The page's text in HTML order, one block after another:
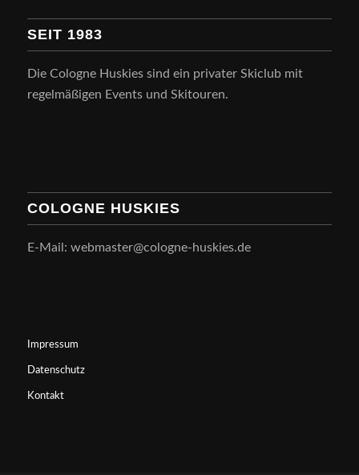
SEIT 1983
Die Cologne Huskies sind ein privater Skiclub mit
regelmäßigen Events und Skitouren.
COLOGNE HUSKIES
E-Mail: webmaster@cologne-huskies.de
Impressum
Datenschutz
Kontakt